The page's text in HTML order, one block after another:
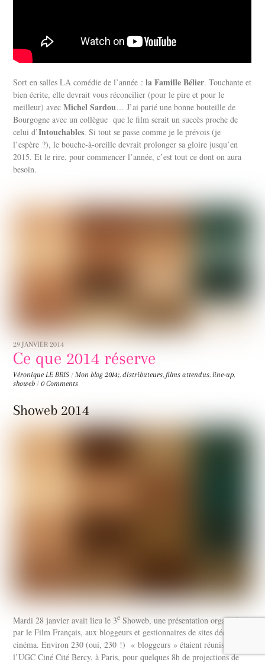
Sort en salles LA comédie de l’année : la Famille Bélier. Touchante et
bien écrite, elle devrait vous réconcilier (pour le pire et pour le
meilleur) avecMichel Sardou… J’ai parié une bonne bouteille de
Bourgogne avec un collègue que le film serait un succès proche de
celui d’Intouchables. Si tout se passe comme je le prévois (je
l’espère ?), le bouche-à-oreille devrait prolonger sa gloire jusqu’en
2015. Et le rire, pour commencer l’année, c’est tout ce dont on aura
besoin.
29 JANVIER 2014
Ce que 2014 réserve
Véronique LE BRIS / Mon blog 2014;,distributeurs, films attendus,line-up,
showeb / 0 Comments
Showeb 2014
Mardi 28 janvier avait lieu le 3e Showeb, une présentation organisée
par le Film Français, aux bloggeurs et gestionnaires de sites dédiés au
cinéma. Environ 230 (oui, 230 !) « bloggeurs » étaient réunis à
l’UGC Ciné Cité Bercy, à Paris, pour quelques 8h de projections de